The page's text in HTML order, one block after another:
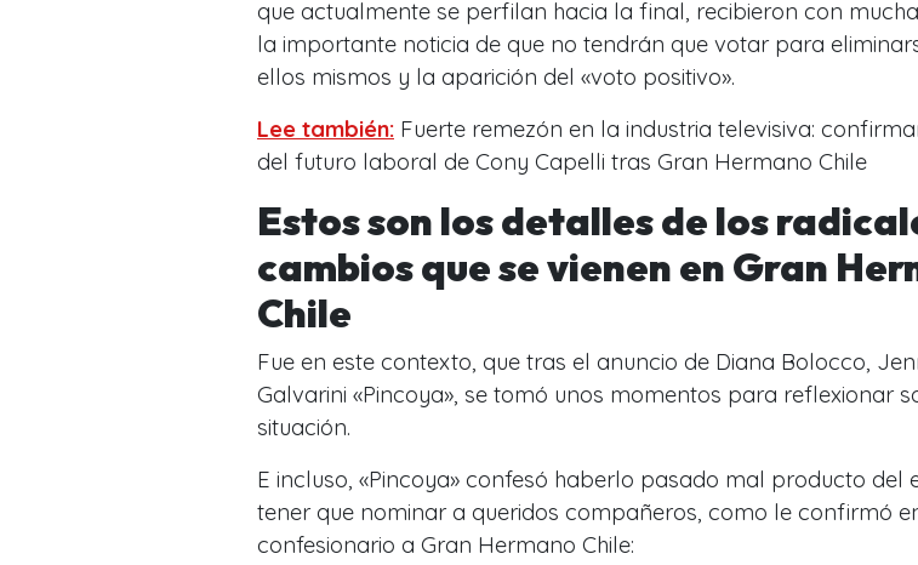
que actualmente se perfilan hacia la final, recibieron con
la importante noticia de que no tendrán que votar para
ellos mismos y la aparición del «voto positivo».
Lee también: Fuerte remezón en la industria televisiva:
del futuro laboral de Cony Capelli tras Gran Hermano Chile
Estos son los detalles de los
cambios que se vienen en Gran
Chile
Fue en este contexto, que tras el anuncio de Diana Bolocco,
Galvarini «Pincoya», se tomó unos momentos para reflexionar
situación.
E incluso, «Pincoya» confesó haberlo pasado mal producto del
tener que nominar a queridos compañeros, como le confirmó
confesionario a Gran Hermano Chile: